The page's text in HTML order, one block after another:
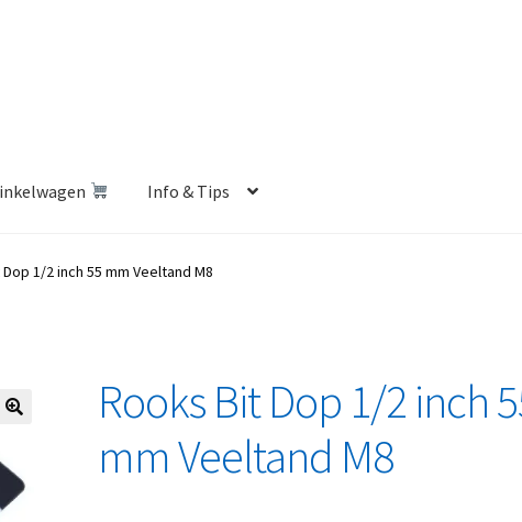
Info & Tips
ShopBetalen en Verzenden
1/2 inch 55 mm Veeltand M8
Rooks Bit Dop 1/2 inch
mm Veeltand M8